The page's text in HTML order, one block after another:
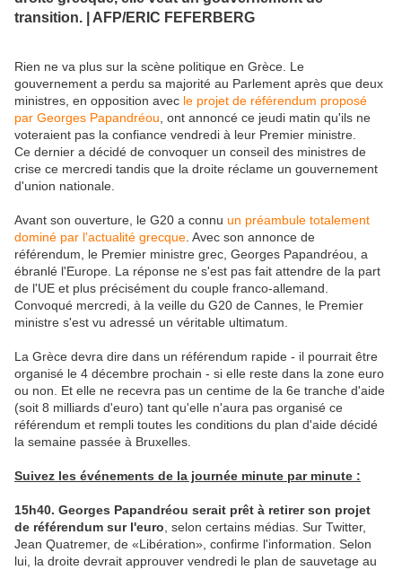
transition. | AFP/ERIC FEFERBERG
Rien ne va plus sur la scène politique en Grèce. Le
gouvernement a perdu sa majorité au Parlement après que deux
ministres, en opposition avec le projet de référendum proposé
par Georges Papandréou, ont annoncé ce jeudi matin qu'ils ne
voteraient pas la confiance vendredi à leur Premier ministre.
Ce dernier a décidé de convoquer un conseil des ministres de
crise ce mercredi tandis que la droite réclame un gouvernement
d'union nationale.
Avant son ouverture, le G20 a connu un préambule totalement
dominé par l'actualité grecque. Avec son annonce de
référendum, le Premier ministre grec, Georges Papandréou, a
ébranlé l'Europe. La réponse ne s'est pas fait attendre de la part
de l'UE et plus précisément du couple franco-allemand.
Convoqué mercredi, à la veille du G20 de Cannes, le Premier
ministre s'est vu adressé un véritable ultimatum.
La Grèce devra dire dans un référendum rapide - il pourrait être
organisé le 4 décembre prochain - si elle reste dans la zone euro
ou non. Et elle ne recevra pas un centime de la 6e tranche d'aide
(soit 8 milliards d'euro) tant qu'elle n'aura pas organisé ce
référendum et rempli toutes les conditions du plan d'aide décidé
la semaine passée à Bruxelles.
Suivez les événements de la journée minute par minute :
15h40. Georges Papandréou serait prêt à retirer son projet
de référendum sur l'euro, selon certains médias. Sur Twitter,
Jean Quatremer, de «Libération», confirme l'information. Selon
lui, la droite devrait approuver vendredi le plan de sauvetage au